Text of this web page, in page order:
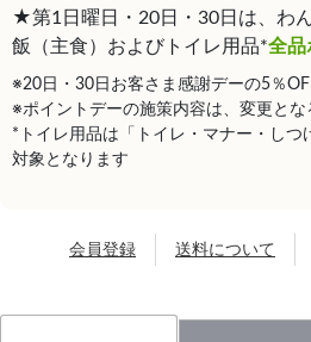
★第1日曜日・20日・30日は、わ
飯（主食）およびトイレ用品*全品
※20日・30日お客さま感謝デーの5％
※ポイントデーの施策内容は、変更とな
*トイレ用品は「トイレ・マナー・しつ
対象となります
会員登録 送料について